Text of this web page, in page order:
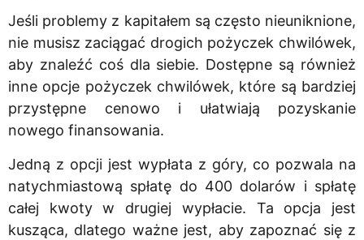
Jeśli problemy z kapitałem są często nieuniknione,
nie musisz zaciągać drogich pożyczek chwilówek,
aby znaleźć coś dla siebie. Dostępne są również
inne opcje pożyczek chwilówek, które są bardziej
przystępne cenowo i ułatwiają pozyskanie
nowego finansowania.
Jedną z opcji jest wypłata z góry, co pozwala na
natychmiastową spłatę do 400 dolarów i spłatę
całej kwoty w drugiej wypłacie. Ta opcja jest
kusząca, dlatego ważne jest, aby zapoznać się z